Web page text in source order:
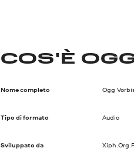
COS'È
Nome completo Ogg
Tipo di formato Audio
Sviluppato da Xiph.Org